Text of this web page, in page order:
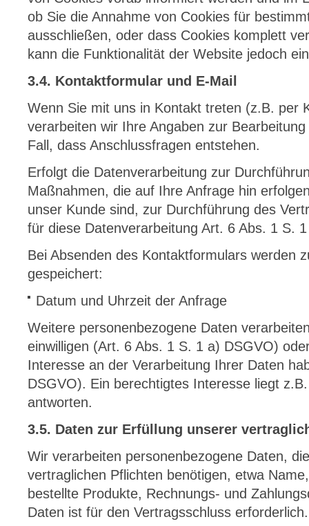
ob Sie die Annahme von Cookies für
ausschließen, oder dass Cookies komplett
kann die Funktionalität der Website jedoch
3.4. Kontaktformular und E-Mail
Wenn Sie mit uns in Kontakt treten (z.B. per
verarbeiten wir Ihre Angaben zur
Fall, dass Anschlussfragen entstehen.
Erfolgt die Datenverarbeitung zur
Maßnahmen, die auf Ihre Anfrage hin
unser Kunde sind, zur Durchführung des
für diese Datenverarbeitung Art. 6 Abs. 1 S.
Bei Absenden des Kontaktformulars werden
gespeichert:
Datum und Uhrzeit der Anfrage
Weitere personenbezogene Daten
einwilligen (Art. 6 Abs. 1 S. 1 a) DSGVO)
Interesse an der Verarbeitung Ihrer Daten
DSGVO). Ein berechtigtes Interesse liegt
antworten.
3.5. Daten zur Erfüllung unserer
Wir verarbeiten personenbezogene Daten,
vertraglichen Pflichten benötigen, etwa
bestellte Produkte, Rechnungs- und
Daten ist für den Vertragsschluss erforderlich.